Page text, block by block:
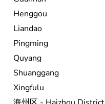
Henggou
Liandao
Pingming
Quyang
Shuanggang
Xingfulu